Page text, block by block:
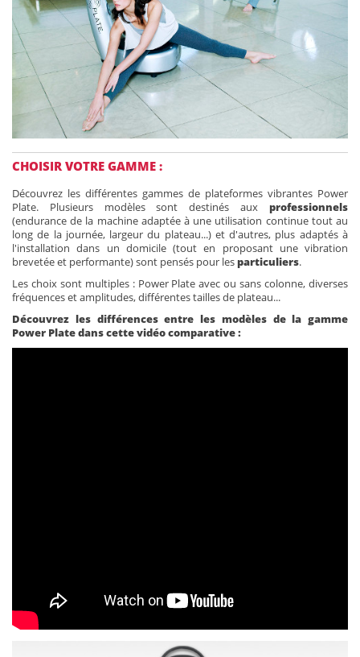
CHOISIR VOTRE GAMME :
Découvrez les différentes gammes de plateformes vibrantes Power
Plate. Plusieurs modèles sont destinés aux professionnels
(endurance de la machine adaptée à une utilisation continue tout au
long de la journée, largeur du plateau...) et d'autres, plus adaptés à
l'installation dans un domicile (tout en proposant une vibration
brevetée et performante) sont pensés pour lesparticuliers.
Les choix sont multiples : Power Plate avec ou sans colonne, diverses
fréquences et amplitudes, différentes tailles de plateau...
Découvrez les différences entre les modèles de la gamme
Power Plate dans cette vidéo comparative :